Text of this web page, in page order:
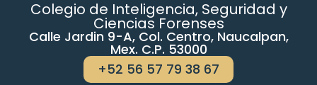
Colegio de Inteligencia, Seguridad y
Ciencias Forenses
Calle Jardin 9-A, Col. Centro, Naucalpan,
Mex. C.P. 53000
+52 56 57 79 38 67